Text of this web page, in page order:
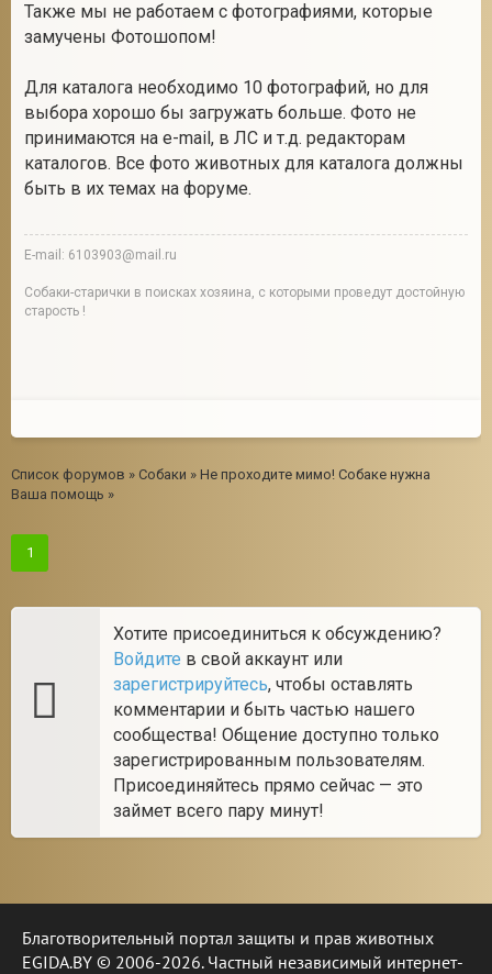
Также мы не работаем с фотографиями, которые
замучены Фотошопом!
Для каталога необходимо 10 фотографий, но для
выбора хорошо бы загружать больше. Фото не
принимаются на e-mail, в ЛС и т.д. редакторам
каталогов. Все фото животных для каталога должны
быть в их темах на форуме.
E-mail: 6103903@mail.ru
Собаки-старички в поисках хозяина, с которыми проведут достойную
старость !
Список форумов » Собаки » Не проходите мимо! Собаке нужна
Ваша помощь »
1
Хотите присоединиться к обсуждению?
Войдите в свой аккаунт или
зарегистрируйтесь, чтобы оставлять
комментарии и быть частью нашего
сообщества! Общение доступно только
зарегистрированным пользователям.
Присоединяйтесь прямо сейчас — это
займет всего пару минут!
Благотворительный портал защиты и прав животных
EGIDA.BY © 2006-2026. Частный независимый интернет-